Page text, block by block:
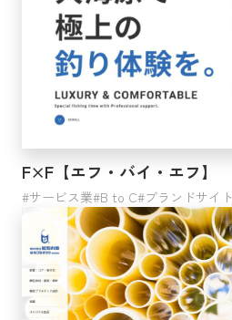
F×F【エフ・バイ・エフ】
サービス業 B to C ブランドサイト